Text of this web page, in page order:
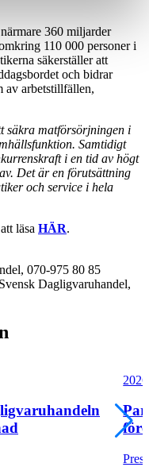
360 miljarder
110 000 personer i
säkerställer att
och bidrar
av arbetstillfällen,
säkra matförsörjningen i
Samtidigt
i en tid av högt
Det är en förutsättning
och service i hela
läsa HÄR.
070-975 80 85
Dagligvaruhandel,